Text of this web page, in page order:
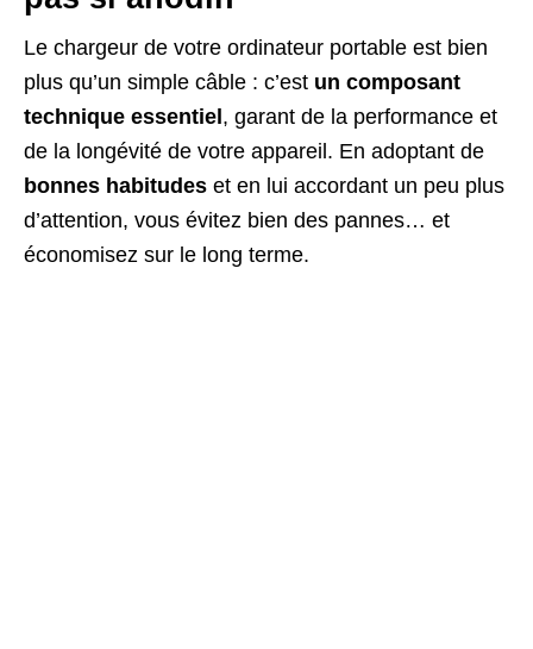
Le chargeur de votre ordinateur portable est bien
plus qu’un simple câble : c’est un composant
technique essentiel , garant de la performance et
de la longévité de votre appareil. En adoptant de
bonnes habitudes et en lui accordant un peu plus
d’attention, vous évitez bien des pannes… et
économisez sur le long terme.